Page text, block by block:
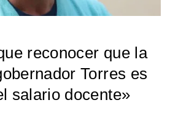
reconocer que la
Torres es
salario docente»